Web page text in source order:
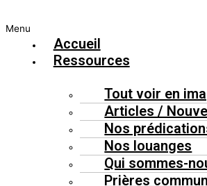
Menu
Accueil
Ressources
Tout voir en
Articles /
Nos
Nos louanges
Qui sommes-
Prières